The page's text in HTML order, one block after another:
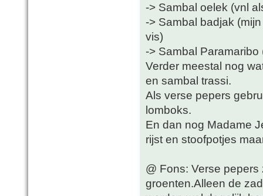
-> Sambal oelek (vnl
-> Sambal badjak
vis)
-> Sambal
Verder meestal nog
en sambal trassi.
Als verse pepers
lomboks.
En dan nog Madame
rijst en stoofpotjes
@ Fons: Verse
groenten.Alleen de